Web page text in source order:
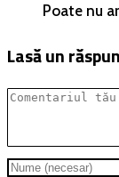
Poate nu
Lasă un